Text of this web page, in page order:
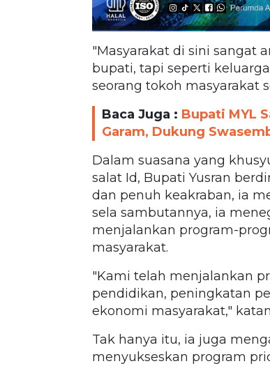
"Masyarakat di sini sangat
bupati, tapi seperti
seorang tokoh masyarakat
Baca Juga : Bupati MYL
Garam, Dukung
Dalam suasana yang
salat Id, Bupati Yusran
dan penuh keakraban, ia
sela sambutannya, ia
menjalankan program-
masyarakat.
"Kami telah menjalankan
pendidikan, peningkatan
ekonomi masyarakat,"
Tak hanya itu, ia juga
menyukseskan program